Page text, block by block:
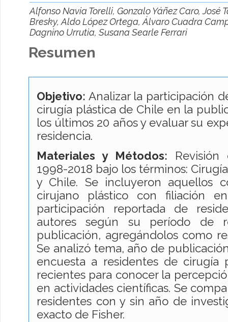
Alfonso Navia Torelli, Gonzalo Yáñez Caro, José
Bresky, Aldo López Ortega, Álvaro Cuadra
Dagnino Urrutia, Susana Searle Ferrari
Resumen
Objetivo: Analizar la participación
cirugía plástica de Chile en la
los últimos 20 años y evaluar su
residencia.
Materiales y Métodos:
1998-2018 bajo los términos:
y Chile. Se incluyeron aquellos
cirujano plástico con filiación
participación reportada de
autores según su período de
publicación, agregándolos como
Se analizó tema, año de
encuesta a residentes de cirugía
recientes para conocer la
en actividades científicas. Se
residentes con y sin año de
exacto de Fisher.